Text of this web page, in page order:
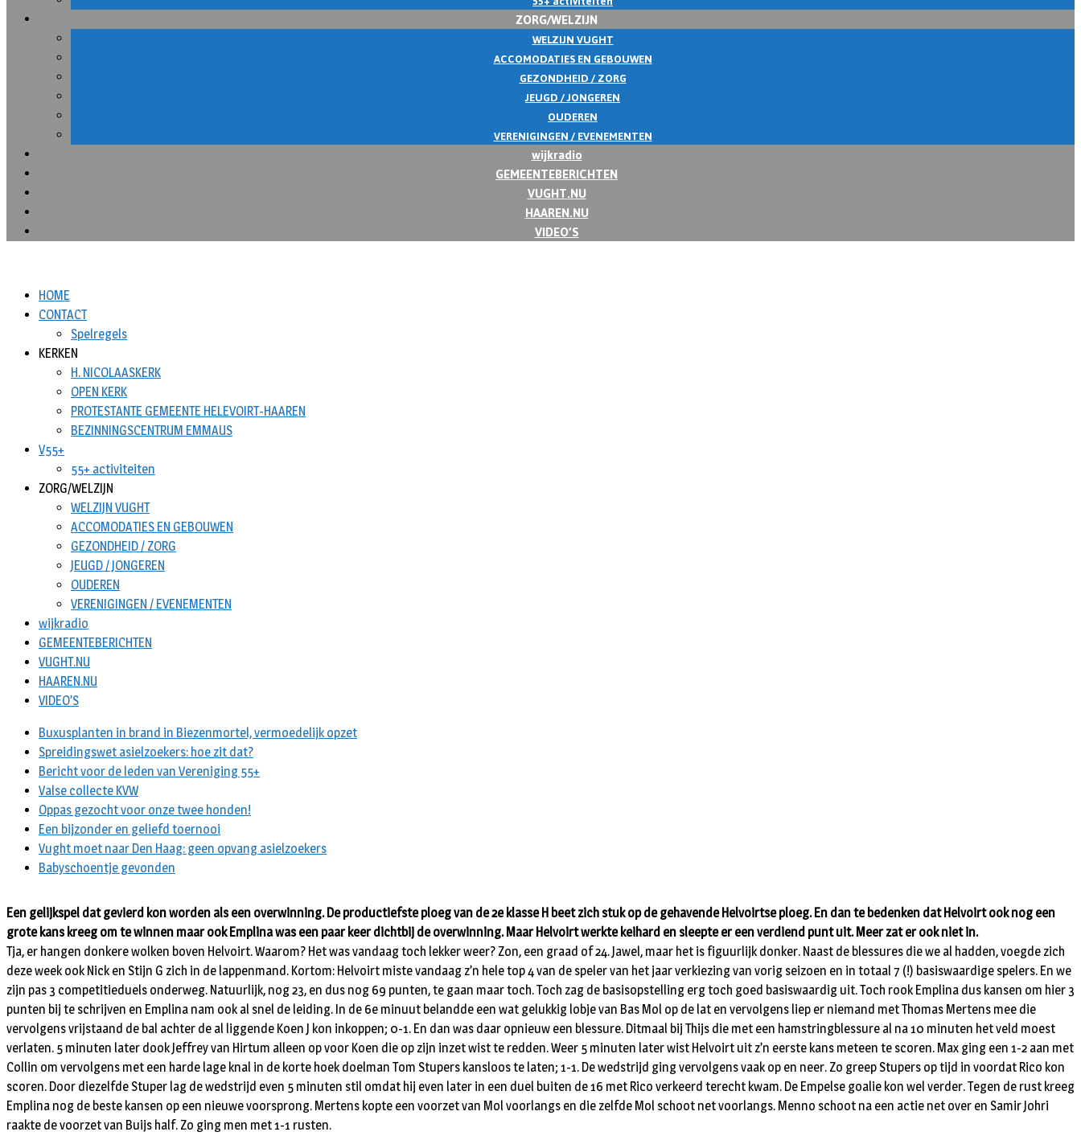
ZORG/WELZIJN
WELZIJN VUGHT
ACCOMODATIES EN GEBOUWEN
GEZONDHEID / ZORG
JEUGD / JONGEREN
OUDEREN
VERENIGINGEN / EVENEMENTEN
wijkradio
GEMEENTEBERICHTEN
VUGHT.NU
HAAREN.NU
VIDEO’S
HOME
CONTACT
Spelregels
KERKEN
H. NICOLAASKERK
OPEN KERK
PROTESTANTE GEMEENTE HELEVOIRT-HAAREN
BEZINNINGSCENTRUM EMMAUS
V55+
55+ activiteiten
ZORG/WELZIJN
WELZIJN VUGHT
ACCOMODATIES EN GEBOUWEN
GEZONDHEID / ZORG
JEUGD / JONGEREN
OUDEREN
VERENIGINGEN / EVENEMENTEN
wijkradio
GEMEENTEBERICHTEN
VUGHT.NU
HAAREN.NU
VIDEO’S
Buxusplanten in brand in Biezenmortel, vermoedelijk opzet
Spreidingswet asielzoekers: hoe zit dat?
Bericht voor de leden van Vereniging 55+
Valse collecte KVW
Oppas gezocht voor onze twee honden!
Een bijzonder en geliefd toernooi
Vught moet naar Den Haag: geen opvang asielzoekers
Babyschoentje gevonden
Een gelijkspel dat gevierd kon worden als een overwinning. De productiefste ploeg van de 2e klasse H beet zich stuk op de gehavende Helvoirtse ploeg. En dan te bedenken dat Helvoirt ook nog een
grote kans kreeg om te winnen maar ook Emplina was een paar keer dichtbij de overwinning. Maar Helvoirt werkte keihard en sleepte er een verdiend punt uit. Meer zat er ook niet in.
Tja, er hangen donkere wolken boven Helvoirt. Waarom? Het was vandaag toch lekker weer? Zon, een graad of 24. Jawel, maar het is figuurlijk donker. Naast de blessures die we al hadden, voegde zich
deze week ook Nick en Stijn G zich in de lappenmand. Kortom: Helvoirt miste vandaag z’n hele top 4 van de speler van het jaar verkiezing van vorig seizoen en in totaal 7 (!) basiswaardige spelers. En we
zijn pas 3 competitieduels onderweg. Natuurlijk, nog 23, en dus nog 69 punten, te gaan maar toch. Toch zag de basisopstelling erg toch goed basiswaardig uit. Toch rook Emplina dus kansen om hier 3
punten bij te schrijven en Emplina nam ook al snel de leiding. In de 6e minuut belandde een wat gelukkig lobje van Bas Mol op de lat en vervolgens liep er niemand met Thomas Mertens mee die
vervolgens vrijstaand de bal achter de al liggende Koen J kon inkoppen; 0-1. En dan was daar opnieuw een blessure. Ditmaal bij Thijs die met een hamstringblessure al na 10 minuten het veld moest
verlaten. 5 minuten later dook Jeffrey van Hirtum alleen op voor Koen die op zijn inzet wist te redden. Weer 5 minuten later wist Helvoirt uit z’n eerste kans meteen te scoren. Max ging een 1-2 aan met
Collin om vervolgens met een harde lage knal in de korte hoek doelman Tom Stupers kansloos te laten; 1-1. De wedstrijd ging vervolgens vaak op en neer. Zo greep Stupers op tijd in voordat Rico kon
scoren. Door diezelfde Stuper lag de wedstrijd even 5 minuten stil omdat hij even later in een duel buiten de 16 met Rico verkeerd terecht kwam. De Empelse goalie kon wel verder. Tegen de rust kreeg
Emplina nog de beste kansen op een nieuwe voorsprong. Mertens kopte een voorzet van Mol voorlangs en die zelfde Mol schoot net voorlangs. Menno schoot na een actie net over en Samir Johri
raakte de voorzet van Buijs half. Zo ging men met 1-1 rusten.